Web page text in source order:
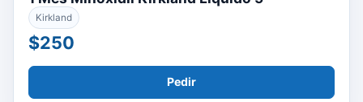
Kirkland
$250
Pedir